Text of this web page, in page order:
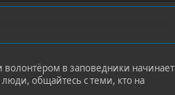
волонтёром в заповедники начинает
общайтесь с теми, кто на